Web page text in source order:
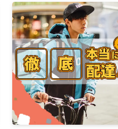
menuの注文ガイド
ロケットナウの注文ガイド
フードデリバリークーポン比
較